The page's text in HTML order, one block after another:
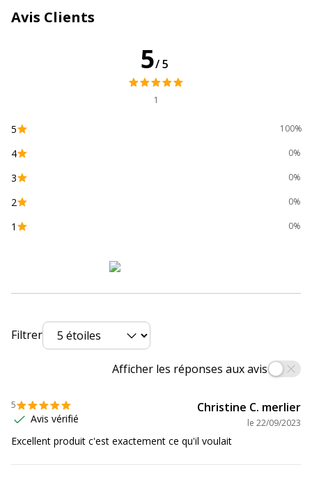
Avis Clients
5/5
1
5 100%
4 0%
3 0%
2 0%
1 0%
Filtrer
Afficher les réponses aux avis
5
Avis vérifié
Christine C. merlier
le 22/09/2023
Excellent produit c'est exactement ce qu'il voulait